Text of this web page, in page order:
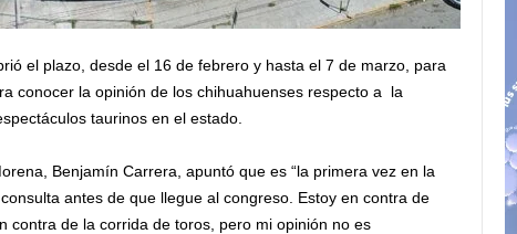
el plazo, desde el 16 de febrero y hasta el 7 de marzo, para
conocer la opinión de los chihuahuenses respecto a la
taurinos en el estado.
Benjamín Carrera, apuntó que es “la primera vez en la
antes de que llegue al congreso. Estoy en contra de
contra de la corrida de toros, pero mi opinión no es